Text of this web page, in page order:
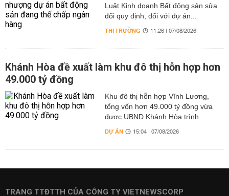
Luật Kinh doanh Bất động sản sửa
đổi quy định, đối với dự án...
THỊ TRƯỜNG 11:26 | 07/08/2026
Khánh Hòa đề xuất làm khu đô thị hỗn hợp hơn
49.000 tỷ đồng
Khu đô thị hỗn hợp Vĩnh Lương,
tổng vốn hơn 49.000 tỷ đồng vừa
được UBND Khánh Hòa trình...
DỰ ÁN 15:04 | 07/08/2026
TRANG TTĐTTH CỦA CÔNG TY VIETNEWSCORP